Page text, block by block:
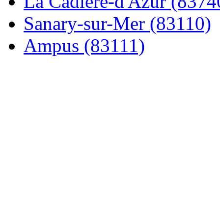
Sanary-sur-Mer (83110)
Ampus (83111)